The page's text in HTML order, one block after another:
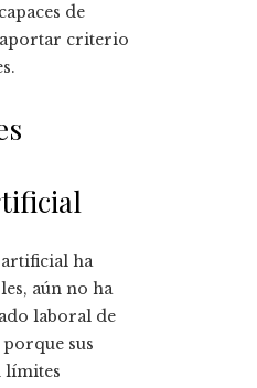
de
aportar criterio
ha
aún no ha
laboral de
sus
límites